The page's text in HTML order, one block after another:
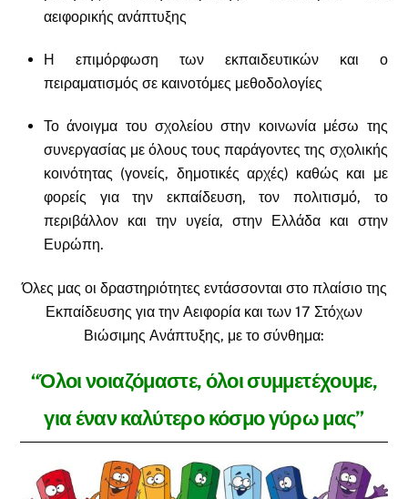
αειφορικής ανάπτυξης
Η επιμόρφωση των εκπαιδευτικών και ο
πειραματισμός σε καινοτόμες μεθοδολογίες
Το άνοιγμα του σχολείου στην κοινωνία μέσω της
συνεργασίας με όλους τους παράγοντες της σχολικής
κοινότητας (γονείς, δημοτικές αρχές) καθώς και με
φορείς για την εκπαίδευση, τον πολιτισμό, το
περιβάλλον και την υγεία, στην Ελλάδα και στην
Ευρώπη.
Όλες μας οι δραστηριότητες εντάσσονται στο πλαίσιο της
Εκπαίδευσης για την Αειφορία και των 17 Στόχων
Βιώσιμης Ανάπτυξης, με το σύνθημα:
“Όλοι νοιαζόμαστε, όλοι συμμετέχουμε,
για έναν καλύτερο κόσμο γύρω μας”